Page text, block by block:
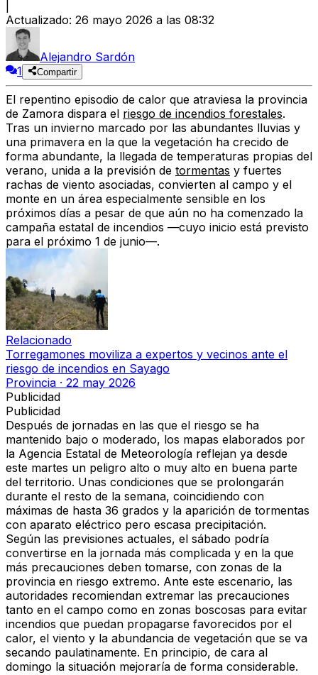
Actualizado: 26 mayo 2026 a las 08:32
Alejandro Sardón
1
Compartir
El repentino episodio de calor que atraviesa la provincia
de Zamora dispara el riesgo de incendios forestales.
Tras un invierno marcado por las abundantes lluvias y
una primavera en la que la vegetación ha crecido de
forma abundante, la llegada de temperaturas propias del
verano, unida a la previsión de tormentas y fuertes
rachas de viento asociadas, convierten al campo y el
monte en un área especialmente sensible en los
próximos días a pesar de que aún no ha comenzado la
campaña estatal de incendios —cuyo inicio está previsto
para el próximo 1 de junio—.
Relacionado
Torregamones moviliza a expertos y vecinos ante el
riesgo de incendios en Sayago
Provincia · 22 may 2026
Publicidad
Publicidad
Después de jornadas en las que el riesgo se ha
mantenido bajo o moderado, los mapas elaborados por
la Agencia Estatal de Meteorología reflejan ya desde
este martes un peligro alto o muy alto en buena parte
del territorio. Unas condiciones que se prolongarán
durante el resto de la semana, coincidiendo con
máximas de hasta 36 grados y la aparición de tormentas
con aparato eléctrico pero escasa precipitación.
Según las previsiones actuales, el sábado podría
convertirse en la jornada más complicada y en la que
más precauciones deben tomarse, con zonas de la
provincia en riesgo extremo. Ante este escenario, las
autoridades recomiendan extremar las precauciones
tanto en el campo como en zonas boscosas para evitar
incendios que puedan propagarse favorecidos por el
calor, el viento y la abundancia de vegetación que se va
secando paulatinamente. En principio, de cara al
domingo la situación mejoraría de forma considerable.